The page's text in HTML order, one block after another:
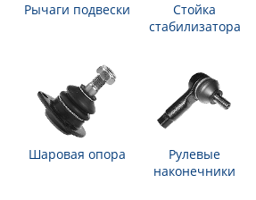
Рычаги подвески
Стойка
стабилизатора
Шаровая опора
Рулевые
наконечники